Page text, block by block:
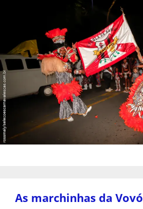
As marchinhas da Vovó